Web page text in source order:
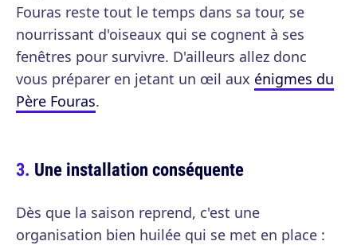
Fouras reste tout le temps dans sa tour, se
nourrissant d'oiseaux qui se cognent à ses
fenêtres pour survivre. D'ailleurs allez donc
vous préparer en jetant un œil aux énigmes du
Père Fouras.
Une installation conséquente
Dès que la saison reprend, c'est une
organisation bien huilée qui se met en place :